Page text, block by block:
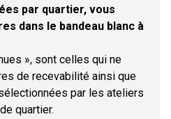
par quartier, vous
dans le bandeau blanc à
», sont celles qui ne
de recevabilité ainsi que
par les ateliers
quartier.